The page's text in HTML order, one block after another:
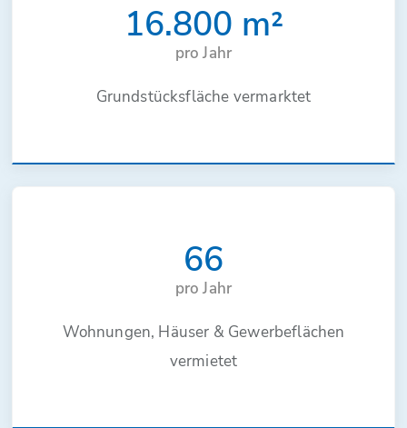
16.800 m²
pro Jahr
Grundstücksfläche vermarktet
66
pro Jahr
Wohnungen, Häuser & Gewerbeflächen
vermietet